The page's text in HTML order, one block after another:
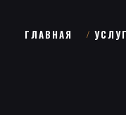
ГЛАВНАЯ